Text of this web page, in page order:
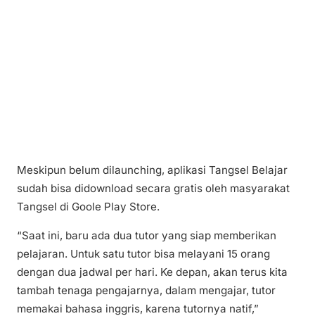
Meskipun belum dilaunching, aplikasi Tangsel Belajar
sudah bisa didownload secara gratis oleh masyarakat
Tangsel di Goole Play Store.
“Saat ini, baru ada dua tutor yang siap memberikan
pelajaran. Untuk satu tutor bisa melayani 15 orang
dengan dua jadwal per hari. Ke depan, akan terus kita
tambah tenaga pengajarnya, dalam mengajar, tutor
memakai bahasa inggris, karena tutornya natif,”